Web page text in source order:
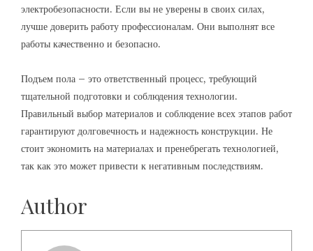
электробезопасности. Если вы не уверены в своих силах,
лучше доверить работу профессионалам. Они выполнят все
работы качественно и безопасно.
Подъем пола – это ответственный процесс, требующий
тщательной подготовки и соблюдения технологии.
Правильный выбор материалов и соблюдение всех этапов работ
гарантируют долговечность и надежность конструкции. Не
стоит экономить на материалах и пренебрегать технологией,
так как это может привести к негативным последствиям.
Author